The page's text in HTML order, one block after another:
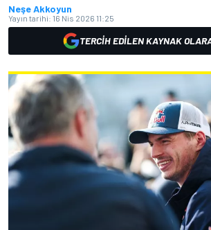
Neşe Akkoyun
Yayın tarihi: 16 Nis 2026 11:25
TERCIH EDILEN KAYNAK